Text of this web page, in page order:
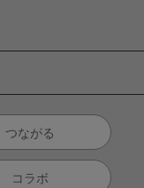
つながる
コラボ